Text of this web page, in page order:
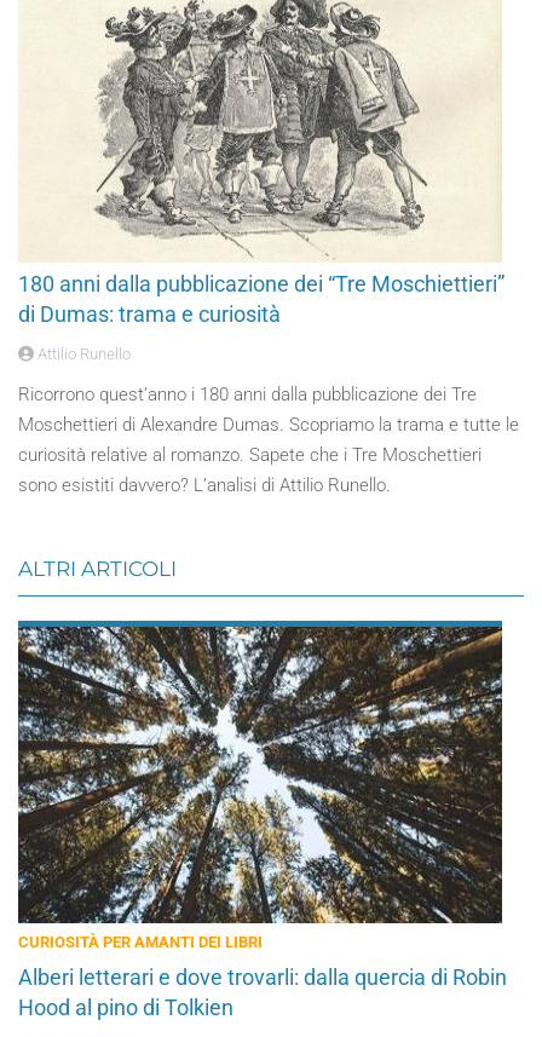
180 anni dalla pubblicazione dei “Tre Moschiettieri”
di Dumas: trama e curiosità
Attilio Runello
Ricorrono quest’anno i 180 anni dalla pubblicazione dei Tre
Moschettieri di Alexandre Dumas. Scopriamo la trama e tutte le
curiosità relative al romanzo. Sapete che i Tre Moschettieri
sono esistiti davvero? L’analisi di Attilio Runello.
ALTRI ARTICOLI
CURIOSITÀ PER AMANTI DEI LIBRI
Alberi letterari e dove trovarli: dalla quercia di Robin
Hood al pino di Tolkien